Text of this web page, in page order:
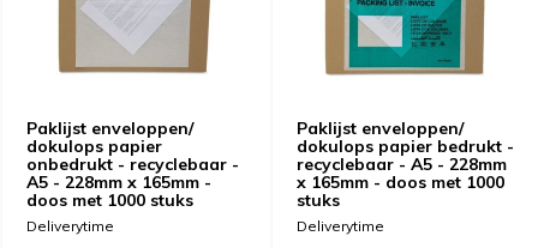
Paklijst enveloppen/
dokulops papier
onbedrukt - recyclebaar -
A5 - 228mm x 165mm -
doos met 1000 stuks
Deliverytime
Paklijst enveloppen/
dokulops papier bedrukt -
recyclebaar - A5 - 228mm
x 165mm - doos met 1000
stuks
Deliverytime